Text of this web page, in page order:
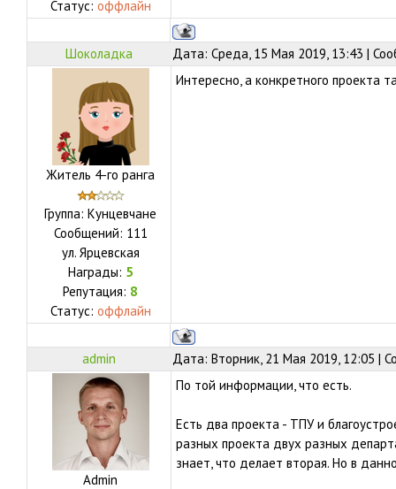
Статус: оффлайн
Шоколадка Дата: Среда, 15 Мая 2019, 13:43 |
Житель 4-го ранга
Группа: Кунцевчане
Сообщений: 111
ул. Ярцевская
Награды: 5
Репутация: 8
Статус: оффлайн
Интересно, а конкретного проекта
admin Дата: Вторник, 21 Мая 2019, 12:05 |
Admin
По той информации, что есть.
Есть два проекта - ТПУ и
разных проекта двух разных
знает, что делает вторая. Но в